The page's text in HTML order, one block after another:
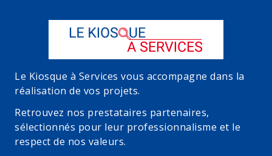
Le Kiosque à Services vous accompagne dans la
réalisation de vos projets.
Retrouvez nos prestataires partenaires,
sélectionnés pour leur professionnalisme et le
respect de nos valeurs.